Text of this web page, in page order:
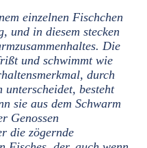
einzelnen Fischchen
und in diesem stecken
Die
und schwimmt wie
durch
unterscheidet, besteht
sie aus dem Schwarm
Genossen
die zögernde